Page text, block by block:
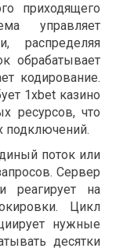
приходящего
управляет
распределяя
обрабатывает
кодирование.
1xbet казино
ресурсов, что
подключений.
поток или
Сервер
реагирует на
Цикл
нужные
десятки